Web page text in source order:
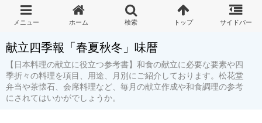
献立四季報「春夏秋冬」味暦
【日本料理の献立に役立つ参考書】和食の献立に必要な要素や四
季折々の料理を項目、用途、月別にご紹介しております。松花堂
弁当や茶懐石、会席料理など、毎月の献立作成や和食調理の参考
にされてはいかがでしょうか。